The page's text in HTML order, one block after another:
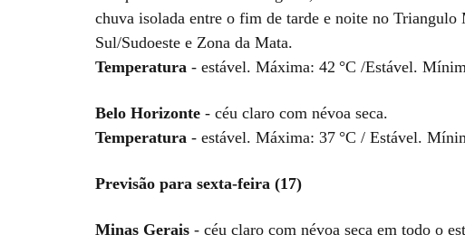
chuva isolada entre o fim de tarde e noite no
Sul/Sudoeste e Zona da Mata.
Temperatura - estável. Máxima: 42 °C /Estável.
Belo Horizonte - céu claro com névoa seca.
Temperatura - estável. Máxima: 37 °C / Estável.
Previsão para sexta-feira (17)
Minas Gerais - céu claro com névoa seca em todo o